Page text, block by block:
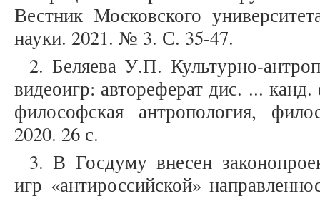
Вестник Московского
науки. 2021. № 3. С. 35-47.
2. Беляева У.П. Культурно-
видеоигр: автореферат дис. ...
философская антропология,
2020. 26 с.
3. В Госдуму внесен
игр «антироссийской»